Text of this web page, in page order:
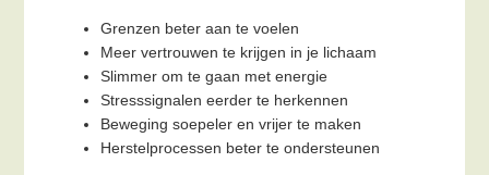
Grenzen beter aan te voelen
Meer vertrouwen te krijgen in je lichaam
Slimmer om te gaan met energie
Stresssignalen eerder te herkennen
Beweging soepeler en vrijer te maken
Herstelprocessen beter te ondersteunen